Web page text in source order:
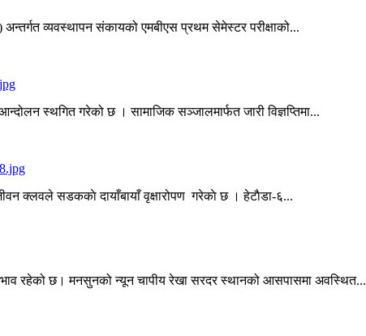
अन्तर्गत व्यवस्थापन संकायको एमबीएस प्रथम सेमेस्टर परीक्षाको...
स्थगित गरेको छ । सामाजिक सञ्जालमार्फत जारी विज्ञप्तिमा...
क्लवले सडककाे दायाँबायाँ वृक्षारोपण गरेकाे छ । हेटाैडा-६...
रहेको छ। मनसुनको न्यून चापीय रेखा सरदर स्थानको आसपासमा अवस्थित...